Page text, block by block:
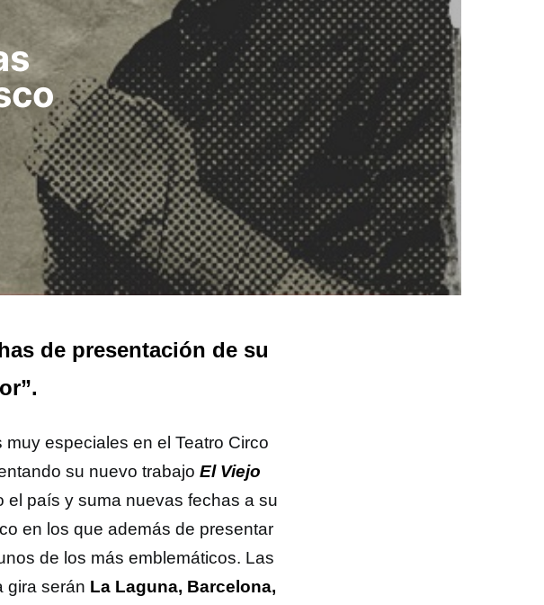
de presentación de su
especiales en el Teatro Circo
su nuevo trabajo El Viejo
país y suma nuevas fechas a su
en los que además de presentar
de los más emblemáticos. Las
gira serán La Laguna, Barcelona,